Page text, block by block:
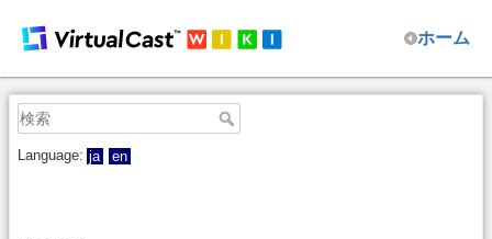
ホーム
Language: ja en